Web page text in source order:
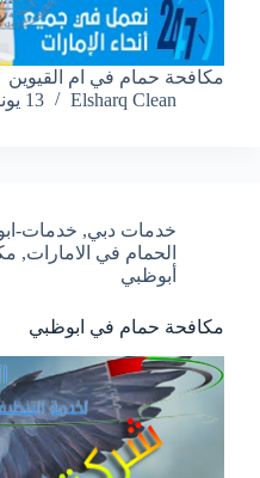
مكافحة حمام في ام القيوين
Elsharq Clean
13 يونيو، 2023
خدمات دبي, خدمات-
الحمام في الامارات,
أبوظبي
مكافحة حمام في ابوظبي